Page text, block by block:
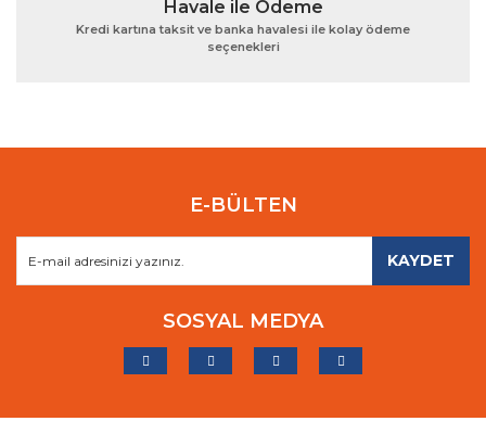
Havale ile Ödeme
Kredi kartına taksit ve banka havalesi ile kolay ödeme
seçenekleri
E-BÜLTEN
KAYDET
SOSYAL MEDYA